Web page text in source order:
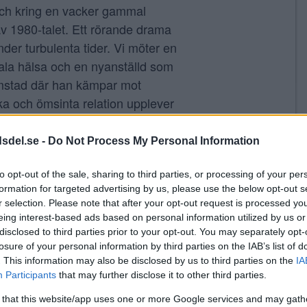
- Do Not Process My Personal Information
opt-out of the sale, sharing to third parties, or processing of your
for targeted advertising by us, please use the below opt-out
selection. Please note that after your opt-out request is processed
interest-based ads based on personal information utilized by us
to third parties prior to your opt-out. You may separately
of your personal information by third parties on the IAB’s list of
This information may also be disclosed by us to third parties on the
Participants that may further disclose it to other third parties.
that this website/app uses one or more Google services and may
kring en vacker gammal
1980-talet. Ett rörande drama
turbulenta tider. Vi möter en
hälsa och en nyanställd som
där han kämpar mot
och ömsinta relation upplever
gemenskap.
,
) senaste film med bland
Colin Firthoch Toby Jones i
59 min, 11 år
i Midsommarkransen!
ideella Kulturföreningen Tellus